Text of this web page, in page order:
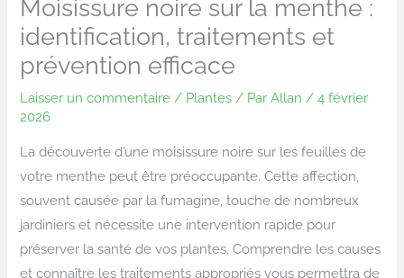
Moisissure noire sur la menthe :
identification, traitements et
prévention efficace
Laisser un commentaire / Plantes / ParAllan /4 février
2026
La découverte d’une moisissure noire sur les feuilles de
votre menthe peut être préoccupante. Cette affection,
souvent causée par la fumagine, touche de nombreux
jardiniers et nécessite une intervention rapide pour
préserver la santé de vos plantes. Comprendre les causes
et connaître les traitements appropriés vous permettra de